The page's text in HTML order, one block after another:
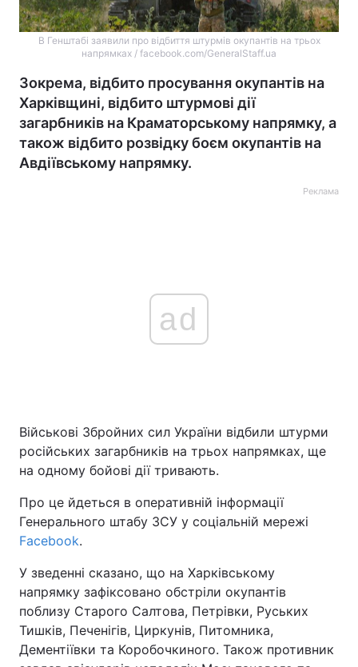
Економіка Світ
Техно і зв'язок Лайт
Здоров'я Туризм
Цікавинки Погода
Екологія Регіони
В Генштабі заявили про відбиття штурмів окупантів на трьох
напрямках / facebook.com/GeneralStaff.ua
Зокрема, відбито просування окупантів на
Харківщині, відбито штурмові дії
загарбників на Краматорському напрямку, а
також відбито розвідку боєм окупантів на
Авдіївському напрямку.
Реклама
ad
Військові Збройних сил України відбили штурми
російських загарбників на трьох напрямках, ще
на одному бойові дії тривають.
Про це йдеться в оперативній інформації
Генерального штабу ЗСУ у соціальній мережі
Facebook.
У зведенні сказано, що на Харківському
напрямку зафіксовано обстріли окупантів
поблизу Старого Салтова, Петрівки, Руських
Тишків, Печенігів, Циркунів, Питомника,
Дементіївки та Коробочкиного. Також противник